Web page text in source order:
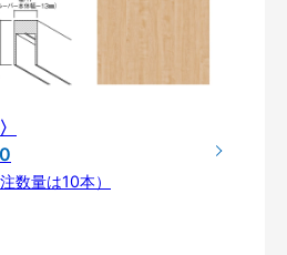
数量は10本）